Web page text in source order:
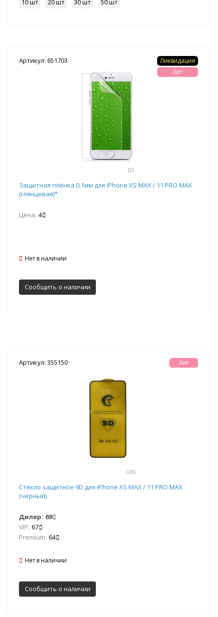
10 шт 20 шт 30 шт 50 шт
Артикул: 651703
(2)
Ликвидация
Хит
Защитная плёнка 0,1мм для iPhone XS MAX / 11 PRO MAX
(глянцевая)*
Цена: 4
Нет в наличии
Сообщить о наличии
Артикул: 355150
(28)
Хит
Стекло защитное 9D для iPhone XS MAX / 11 PRO MAX
(чёрный)
Дилер: 69
VIP: 67
Premium: 64
Нет в наличии
Сообщить о наличии